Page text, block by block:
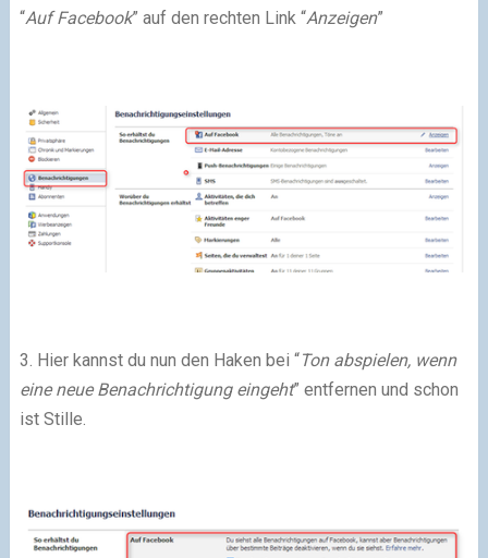
“Auf Facebook” auf den rechten Link “Anzeigen”
3. Hier kannst du nun den Haken bei “Ton abspielen, wenn
eine neue Benachrichtigung eingeht” entfernen und schon
ist Stille.